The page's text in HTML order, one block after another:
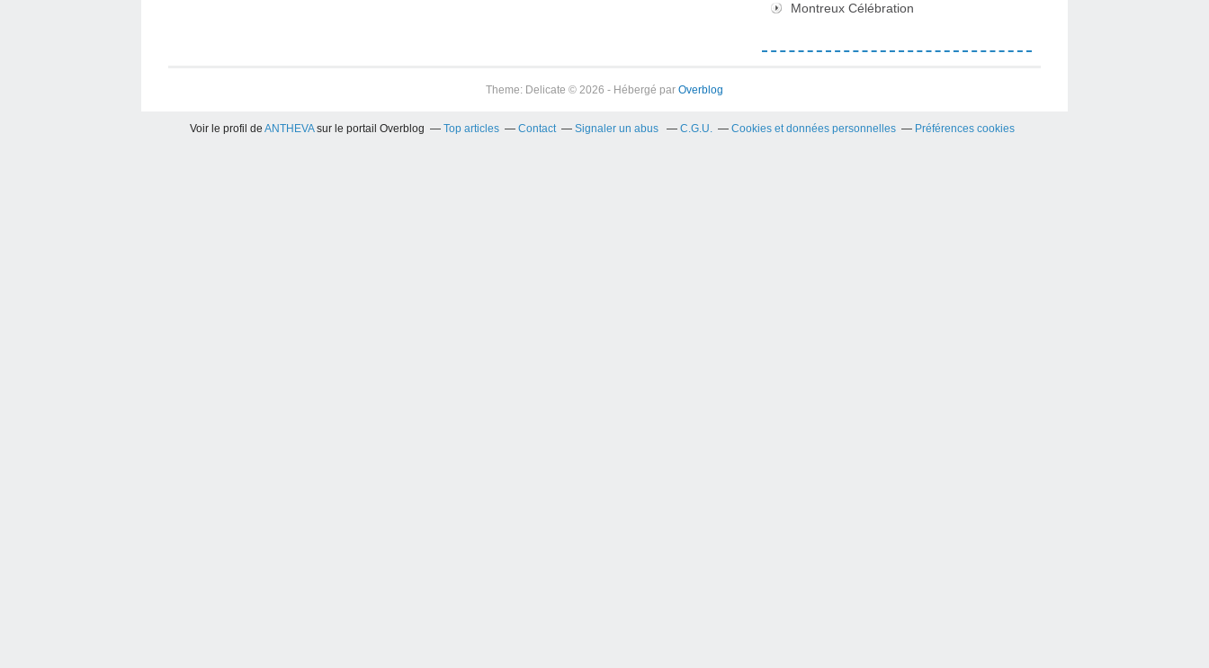
Montreux Célébration
Theme: Delicate © 2026 - Hébergé par Overblog
Voir le profil de ANTHEVAsur le portail Overblog Top articles Contact Signaler un abus C.G.U. Cookies et données personnelles Préférences cookies